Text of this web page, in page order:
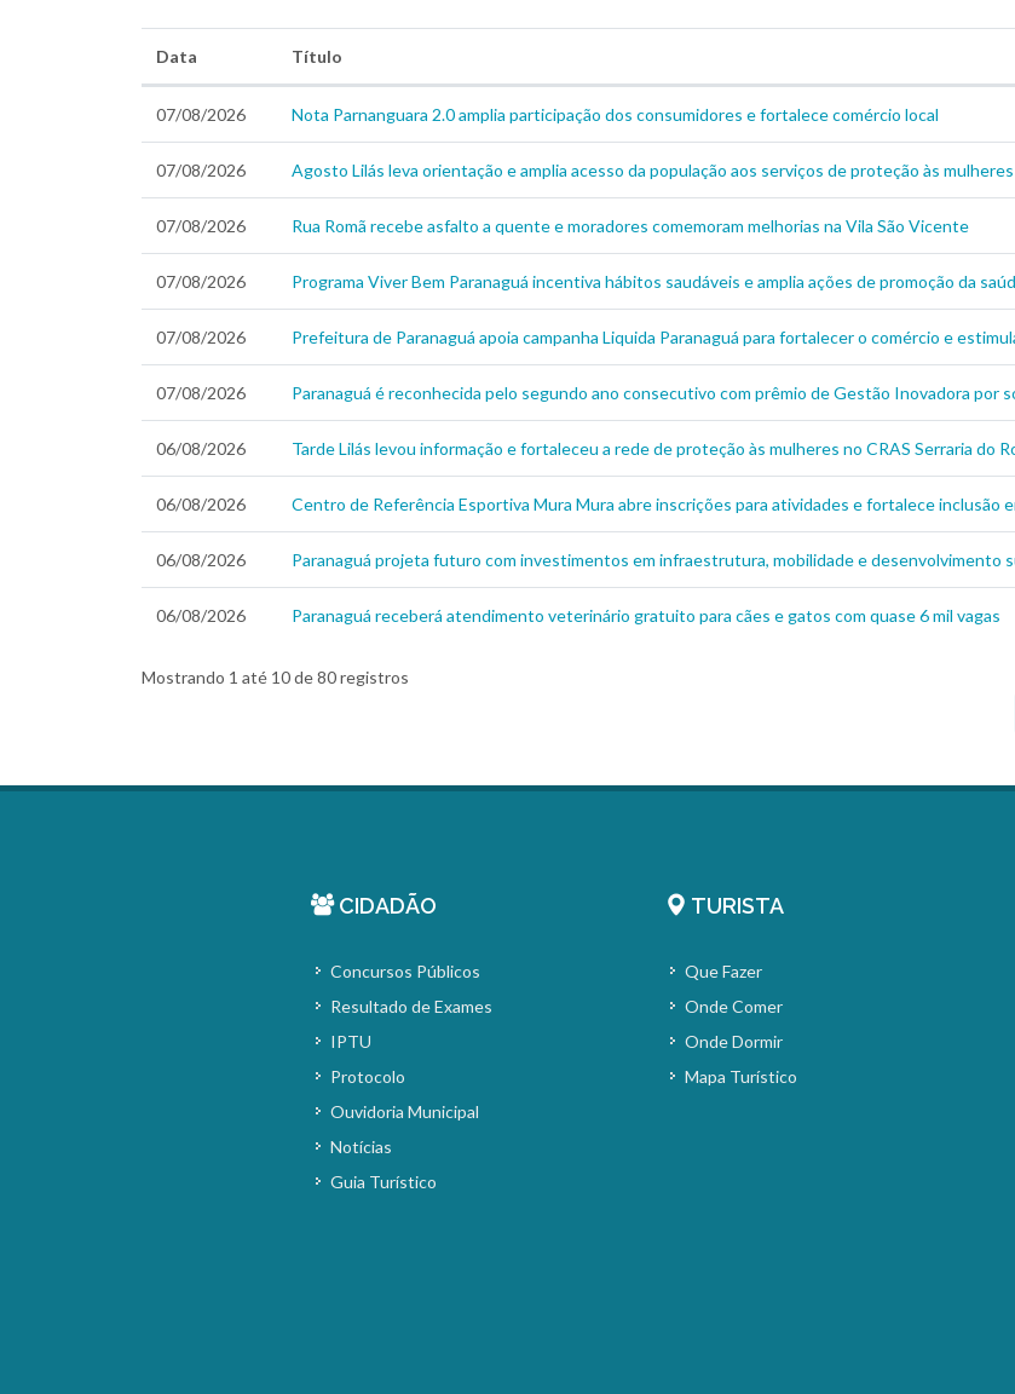
Data Título
07/08/2026 Nota Parnanguara 2.0 amplia participação dos consumidores e fortalece comércio local
07/08/2026 Agosto Lilás leva orientação e amplia acesso da população aos serviços de proteção às
07/08/2026 Rua Romã recebe asfalto a quente e moradores comemoram melhorias na Vila São Vicente
07/08/2026 Programa Viver Bem Paranaguá incentiva hábitos saudáveis e amplia ações de promoção da
07/08/2026 Prefeitura de Paranaguá apoia campanha Liquida Paranaguá para fortalecer o comércio e
07/08/2026 Paranaguá é reconhecida pelo segundo ano consecutivo com prêmio de Gestão Inovadora por
06/08/2026 Tarde Lilás levou informação e fortaleceu a rede de proteção às mulheres no CRAS Serraria do
06/08/2026 Centro de Referência Esportiva Mura Mura abre inscrições para atividades e fortalece inclusão
06/08/2026 Paranaguá projeta futuro com investimentos em infraestrutura, mobilidade e desenvolvimento
06/08/2026 Paranaguá receberá atendimento veterinário gratuito para cães e gatos com quase 6 mil vagas
Mostrando 1 até 10 de 80 registros
CIDADÃO
Concursos Públicos
Resultado de Exames
IPTU
Protocolo
Ouvidoria Municipal
Notícias
Guia Turístico
TURISTA
Que Fazer
Onde Comer
Onde Dormir
Mapa Turístico